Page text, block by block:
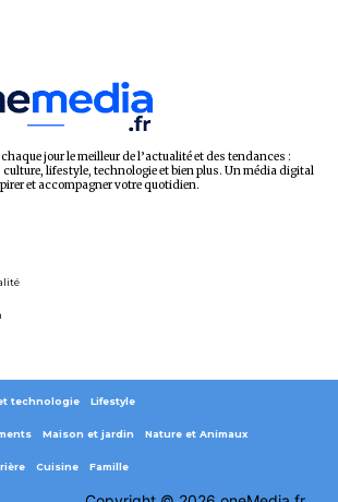
jour le meilleur de l’actualité et des tendances :
culture, lifestyle, technologie et bien plus. Un média digital
et accompagner votre quotidien.
technologie Lifestyle
Maison et jardin Nature et Animaux
Cuisine Famille